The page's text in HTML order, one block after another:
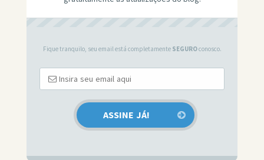
Fique tranquilo, seu email está completamente SEGUROconosco.